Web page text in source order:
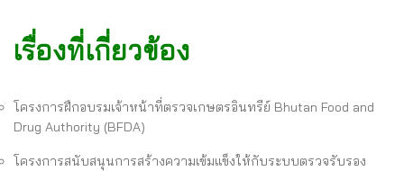
เรื่องที่เกี่ยวข้อง
โครงการฝึกอบรมเจ้าหน้าที่ตรวจเกษตรอินทรีย์ Bhutan Food and
Drug Authority (BFDA)
‍โครงการสนับสนุนการสร้างความเข้มแข็งให้กับระบบตรวจรับรอง